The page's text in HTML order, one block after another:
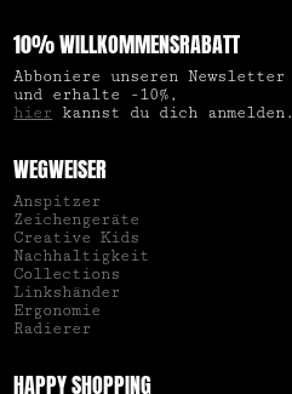
10% WILLKOMMENSRABATT
Abboniere unseren Newsletter
und erhalte -10%,
hier kannst du dich anmelden.
WEGWEISER
Anspitzer
Zeichengeräte
Creative Kids
Nachhaltigkeit
Collections
Linkshänder
Ergonomie
Radierer
HAPPY SHOPPING